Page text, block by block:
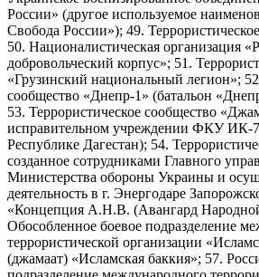
России» (другое используемое
Свобода России»); 49.
50. Националистическая организация
добровольческий корпус»; 51.
«Грузинский национальный легион»;
сообщество «Днепр-1» (батальон
53. Террористическое сообщество
исправительном учреждении ФКУ
Республике Дагестан); 54.
созданное сотрудниками Главного
Министерства обороны Украины и
деятельность в г. Энергодаре
«Концепция А.Н.В. (Авангард
Обособленное боевое подразделение
террористической организации
(джамаат) «Исламская баккия»; 57.